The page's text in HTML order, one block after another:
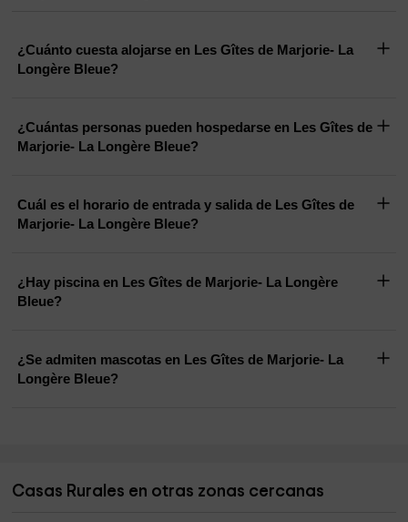
¿Cuánto cuesta alojarse en Les Gîtes de Marjorie- La
Longère Bleue?
¿Cuántas personas pueden hospedarse en Les Gîtes de
Marjorie- La Longère Bleue?
Cuál es el horario de entrada y salida de Les Gîtes de
Marjorie- La Longère Bleue?
¿Hay piscina en Les Gîtes de Marjorie- La Longère
Bleue?
¿Se admiten mascotas en Les Gîtes de Marjorie- La
Longère Bleue?
Casas Rurales en otras zonas cercanas